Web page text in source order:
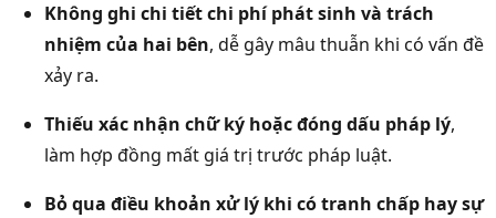
Không ghi chi tiết chi phí phát sinh và trách
nhiệm của hai bên, dễ gây mâu thuẫn khi có vấn đề
xảy ra.
Thiếu xác nhận chữ ký hoặc đóng dấu pháp lý,
làm hợp đồng mất giá trị trước pháp luật.
Bỏ qua điều khoản xử lý khi có tranh chấp hay sự